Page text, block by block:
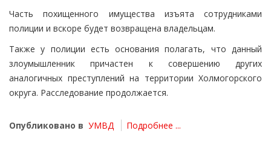
Часть похищенного имущества изъята сотрудниками
полиции и вскоре будет возвращена владельцам.
Также у полиции есть основания полагать, что данный
злоумышленник причастен к совершению других
аналогичных преступлений на территории Холмогорского
округа. Расследование продолжается.
Опубликовано в УМВД Подробнее ...